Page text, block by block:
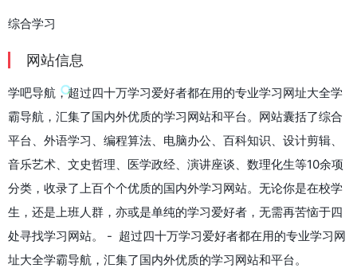
综合学习
网站信息
学吧导航，超过四十万学习爱好者都在用的专业学习网址大全学
霸导航，汇集了国内外优质的学习网站和平台。网站囊括了综合
平台、外语学习、编程算法、电脑办公、百科知识、设计剪辑、
音乐艺术、文史哲理、医学政经、演讲座谈、数理化生等10余项
分类，收录了上百个个优质的国内外学习网站。无论你是在校学
生，还是上班人群，亦或是单纯的学习爱好者，无需再苦恼于四
处寻找学习网站。 - 超过四十万学习爱好者都在用的专业学习网
址大全学霸导航，汇集了国内外优质的学习网站和平台。